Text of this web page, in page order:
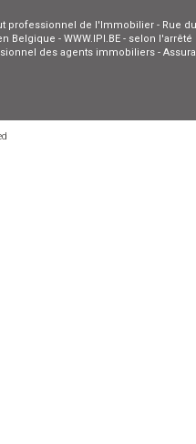
professionnel de l'Immobilier - Rue
Belgique - WWW.IPI.BE - selon
des agents immobiliers -